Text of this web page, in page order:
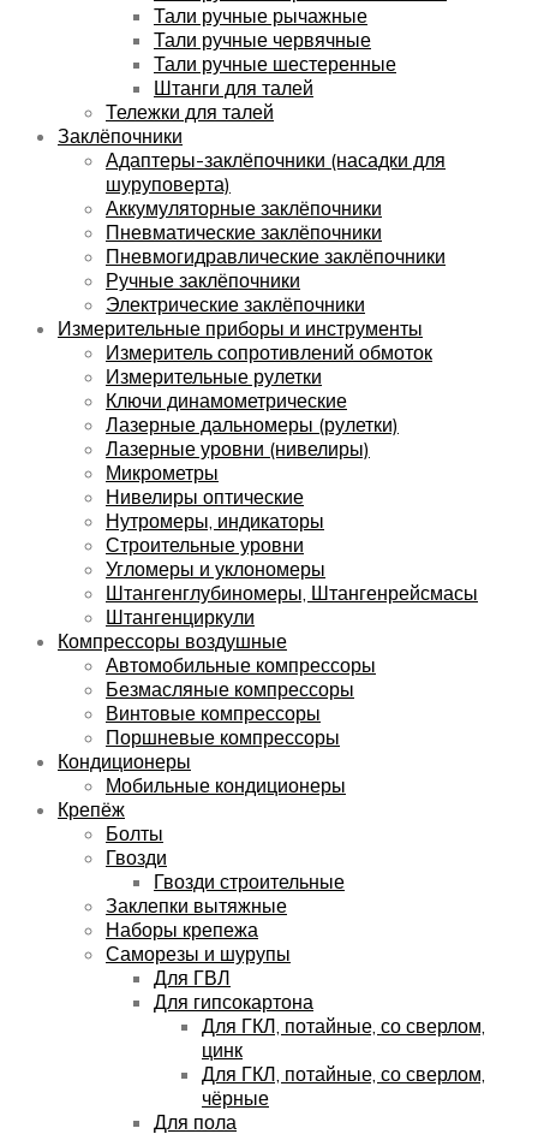
Тали ручные рычажные
Тали ручные червячные
Тали ручные шестеренные
Штанги для талей
Тележки для талей
Заклёпочники
Адаптеры-заклёпочники (насадки для
шуруповерта)
Аккумуляторные заклёпочники
Пневматические заклёпочники
Пневмогидравлические заклёпочники
Ручные заклёпочники
Электрические заклёпочники
Измерительные приборы и инструменты
Измеритель сопротивлений обмоток
Измерительные рулетки
Ключи динамометрические
Лазерные дальномеры (рулетки)
Лазерные уровни (нивелиры)
Микрометры
Нивелиры оптические
Нутромеры, индикаторы
Строительные уровни
Угломеры и уклономеры
Штангенглубиномеры, Штангенрейсмасы
Штангенциркули
Компрессоры воздушные
Автомобильные компрессоры
Безмасляные компрессоры
Винтовые компрессоры
Поршневые компрессоры
Кондиционеры
Мобильные кондиционеры
Крепёж
Болты
Гвозди
Гвозди строительные
Заклепки вытяжные
Наборы крепежа
Саморезы и шурупы
Для ГВЛ
Для гипсокартона
Для ГКЛ, потайные, со сверлом,
цинк
Для ГКЛ, потайные, со сверлом,
чёрные
Для пола